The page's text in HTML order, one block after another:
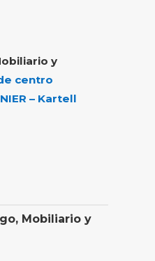
y
centro
– Kartell
, Mobiliario y